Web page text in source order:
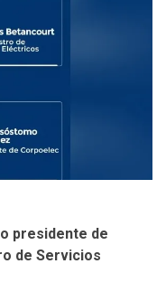
orden público
climatiza
de
presidente de
de Servicios